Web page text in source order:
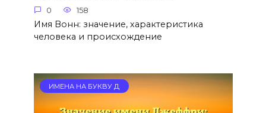
0 158
Имя Вонн: значение, характеристика
человека и происхождение
ИМЕНА НА БУКВУ Д